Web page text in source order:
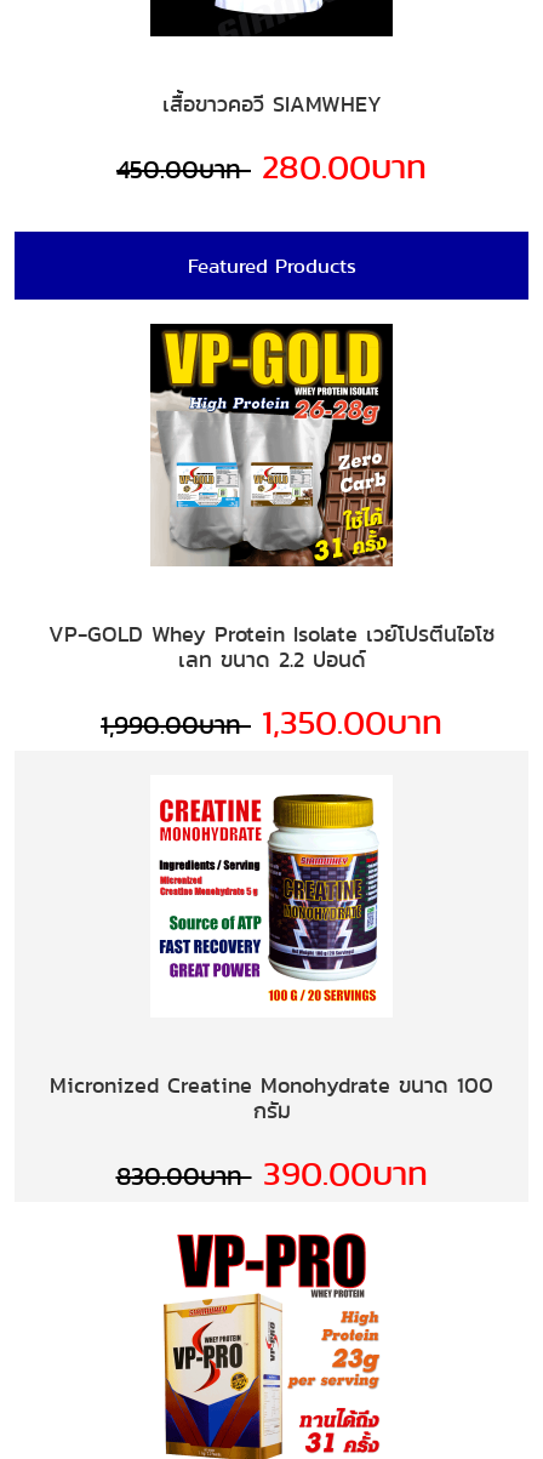
เสื้อขาวคอวี SIAMWHEY
450.00บาท 280.00บาท
Featured Products
VP-GOLD Whey Protein Isolate เวย์โปรตีนไอโซ
เลท ขนาด 2.2 ปอนด์
1,990.00บาท 1,350.00บาท
Micronized Creatine Monohydrate ขนาด 100
กรัม
830.00บาท 390.00บาท